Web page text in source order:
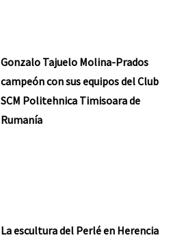
Gonzalo Tajuelo Molina-Prados
campeón con sus equipos del Club
SCM Politehnica Timisoara de
Rumanía
La escultura del Perlé en Herencia